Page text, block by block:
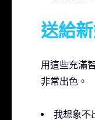
送給
用這些充滿
非常出色。
我想象不